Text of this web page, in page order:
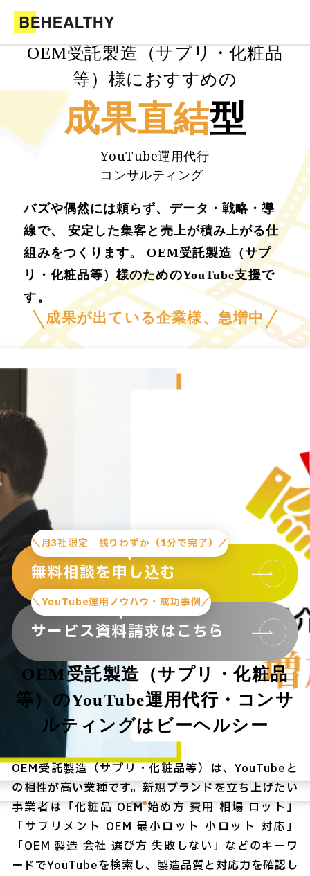
OEM受託製造（サプリ・化粧品
等）様におすすめの
成果直結型
YouTube運用代行
コンサルティング
バズや偶然には頼らず、データ・戦略・導
線で、 安定した集客と売上が積み上がる仕
組みをつくります。 OEM受託製造（サプ
リ・化粧品等）様のためのYouTube支援で
す。
成果が出ている企業様、急増中
＼月3社限定｜残りわずか（1分で完了）／
無料相談を申し込む
＼YouTube運用ノウハウ・成功事例／
サービス資料請求はこちら
OEM受託製造（サプリ・化粧品
等）のYouTube運用代行・コンサ
ルティングはビーヘルシー
OEM受託製造（サプリ・化粧品等）は、YouTubeと
の相性が高い業種です。新規ブランドを立ち上げたい
事業者は「化粧品 OEM 始め方 費用 相場 ロット」
「サプリメント OEM 最小ロット 小ロット 対応」
「OEM 製造 会社 選び方 失敗しない」などのキーワ
ードでYouTubeを検索し、製造品質と対応力を確認し